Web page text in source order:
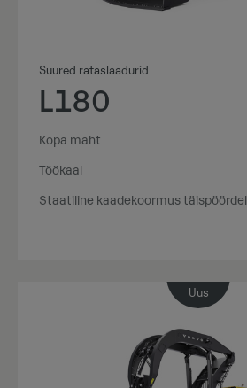
Suured rataslaadurid
L180
Kopa maht
Töökaal
Staatiline kaadekoormus täispöördel
Uus